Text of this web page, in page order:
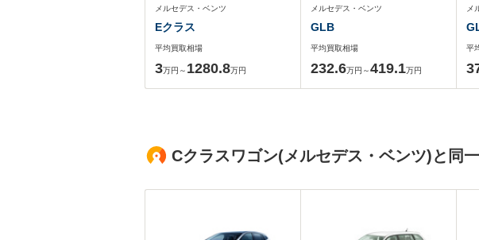
メルセデス・ベンツ
Eクラス
平均買取相場
3万円～ 1280.8万円
メルセデス・ベンツ
GLB
平均買取相場
232.6万円～419.1万円
メ
平
Cクラスワゴン(メルセデス・ベンツ)と同